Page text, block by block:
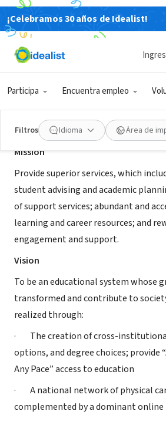
¡Celebramos 30 años de Idealist!
Participa Encuentra empleo
Filtros Idioma Área de
ORGANIZACIÓN SIN FIN DE LUCRO
National University
Acerca de
Mission
Provide superior services, which
student advising and academic
of support services; abundant and
learning and career resources; and
engagement and support.
Vision
To be an educational system whose
transformed and contribute to
realized through:
· The creation of cross-
options, and degree choices; provide
Any Pace” access to education
· A national network of physical
complemented by a dominant online